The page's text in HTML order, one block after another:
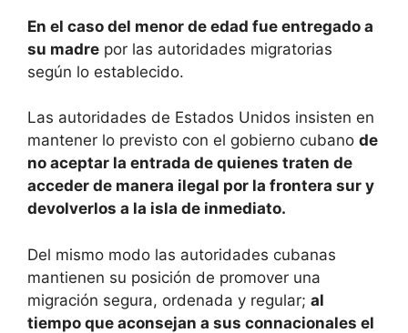
En el caso del menor de edad fue entregado a
su madre por las autoridades migratorias
según lo establecido.
Las autoridades de Estados Unidos insisten en
mantener lo previsto con el gobierno cubano de
no aceptar la entrada de quienes traten de
acceder de manera ilegal por la frontera sur y
devolverlos a la isla de inmediato.
Del mismo modo las autoridades cubanas
mantienen su posición de promover una
migración segura, ordenada y regular; al
tiempo que aconsejan a sus connacionales el